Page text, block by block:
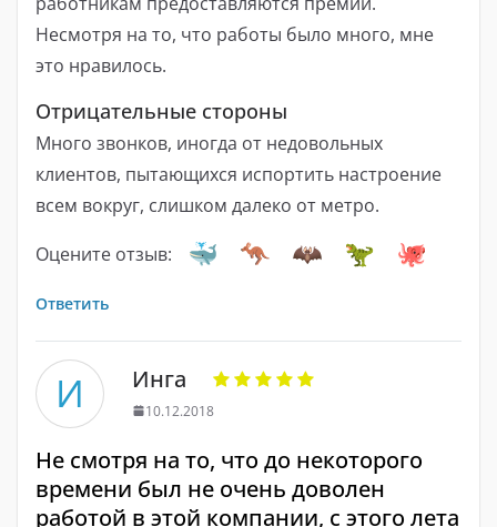
Несмотря на то, что работы было много, мне
это нравилось.
Отрицательные стороны
Много звонков, иногда от недовольных
клиентов, пытающихся испортить настроение
всем вокруг, слишком далеко от метро.
Оцените отзыв:
Ответить
И Инга
10.12.2018
Не смотря на то, что до некоторого
времени был не очень доволен
работой в этой компании, с этого лета